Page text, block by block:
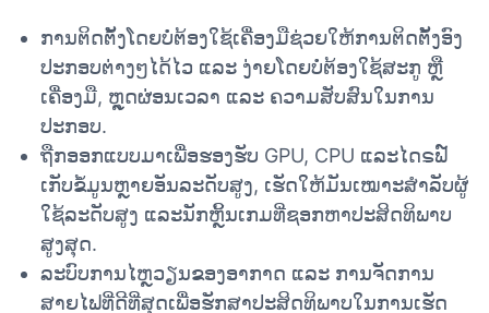
ການຕິດຕັ້ງໂດຍບໍ່ຕ້ອງໃຊ້ເຄື່ອງມືຊ່ວຍໃຫ້ການຕິດຕັ້ງອົງ
ປະກອບຕ່າງໆໄດ້ໄວ ແລະ ງ່າຍໂດຍບໍ່ຕ້ອງໃຊ້ສະກູ ຫຼື
ເຄື່ອງມື, ຫຼຸດຜ່ອນເວລາ ແລະ ຄວາມສັບສົນໃນການ
ປະກອບ.
ຖືກອອກແບບມາເພື່ອຮອງຮັບ GPU, CPU ແລະໄດຣຟ໌
ເກັບຂໍ້ມູນຫຼາຍອັນລະດັບສູງ, ເຮັດໃຫ້ມັນເໝາະສຳລັບຜູ້
ໃຊ້ລະດັບສູງ ແລະນັກຫຼິ້ນເກມທີ່ຊອກຫາປະສິດທິພາບ
ສູງສຸດ.
ລະບົບການໄຫຼວຽນຂອງອາກາດ ແລະ ການຈັດການ
ສາຍໄຟທີ່ດີທີ່ສຸດເພື່ອຮັກສາປະສິດທິພາບໃນການເຮັດ